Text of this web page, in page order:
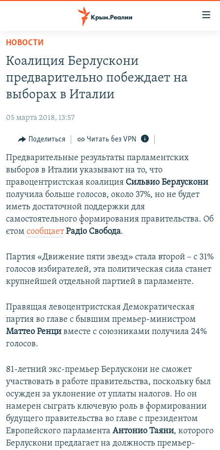
Вернуться
основному
содержанию
Вернутся
главной
навигации
Вернутся
поиску
СПЕЦПРОЕКТЫ
ГРУЗ 200
11 ЛЕТ ОККУПАЦИИ КРЫМА. 11 ИСТОРИЙ СОПРОТИВЛЕНИЯ
ВОДА
ЕЩЕ
ИНТЕРАКТИВ
ИНФОГРАФИКА
ТЕЛЕПРОЕКТ КРЫМ.РЕАЛИИ
СОВЕТЫ ПРАВОЗАЩИТНИКОВ
ПРОПАВШИЕ БЕЗ ВЕСТИ
ПОБЕДИТЕЛЕЙ НЕ СУДЯТ?
УКРАИНСКАЯ ПРОБЛЕМА КРЫМА
РАДІО СВОБОДА
КАК ОБОЙТИ БЛОКИРОВКУ
Українською
Qırımtatar
ПРИСОЕДИНЯЙТЕСЬ!
НОВОСТИ
Коалиция Берлускони
предварительно побеждает на
выборах в Италии
05 марта 2018, 13:57
Поделиться Читать без VPN
Предварительные результаты парламентских
выборов в Италии указывают на то, что
правоцентристская коалиция Сильвио Берлускони
получила больше голосов, около 37%, но не будет
иметь достаточной поддержки для
самостоятельного формирования правительства. Об
єтом сообщает Радіо Свобода.
Партия «Движение пяти звезд» стала второй – с 31%
голосов избирателей, эта политическая сила станет
крупнейшей отдельной партией в парламенте.
Правящая левоцентристская Демократическая
партия во главе с бывшим премьер-министром
Маттео Ренци вместе с союзниками получила 24%
голосов.
81-летний экс-премьер Берлускони не сможет
участвовать в работе правительства, поскольку был
осужден за уклонение от уплаты налогов. Но он
намерен сыграть ключевую роль в формировании
будущего правительства во главе с президентом
Европейского парламента Антонио Таяни, которого
Берлускони предлагает на должность премьер-